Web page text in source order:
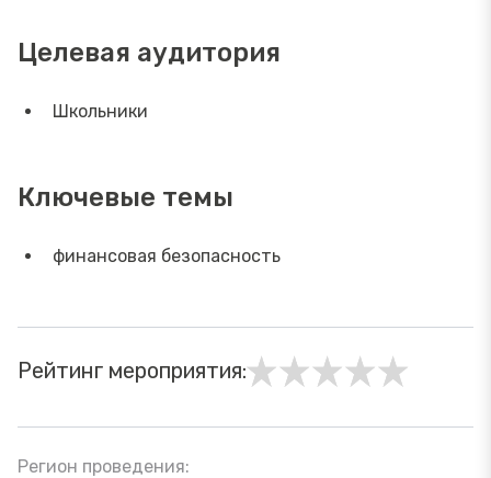
Целевая аудитория
Школьники
Ключевые темы
финансовая безопасность
Рейтинг мероприятия:
Регион проведения: